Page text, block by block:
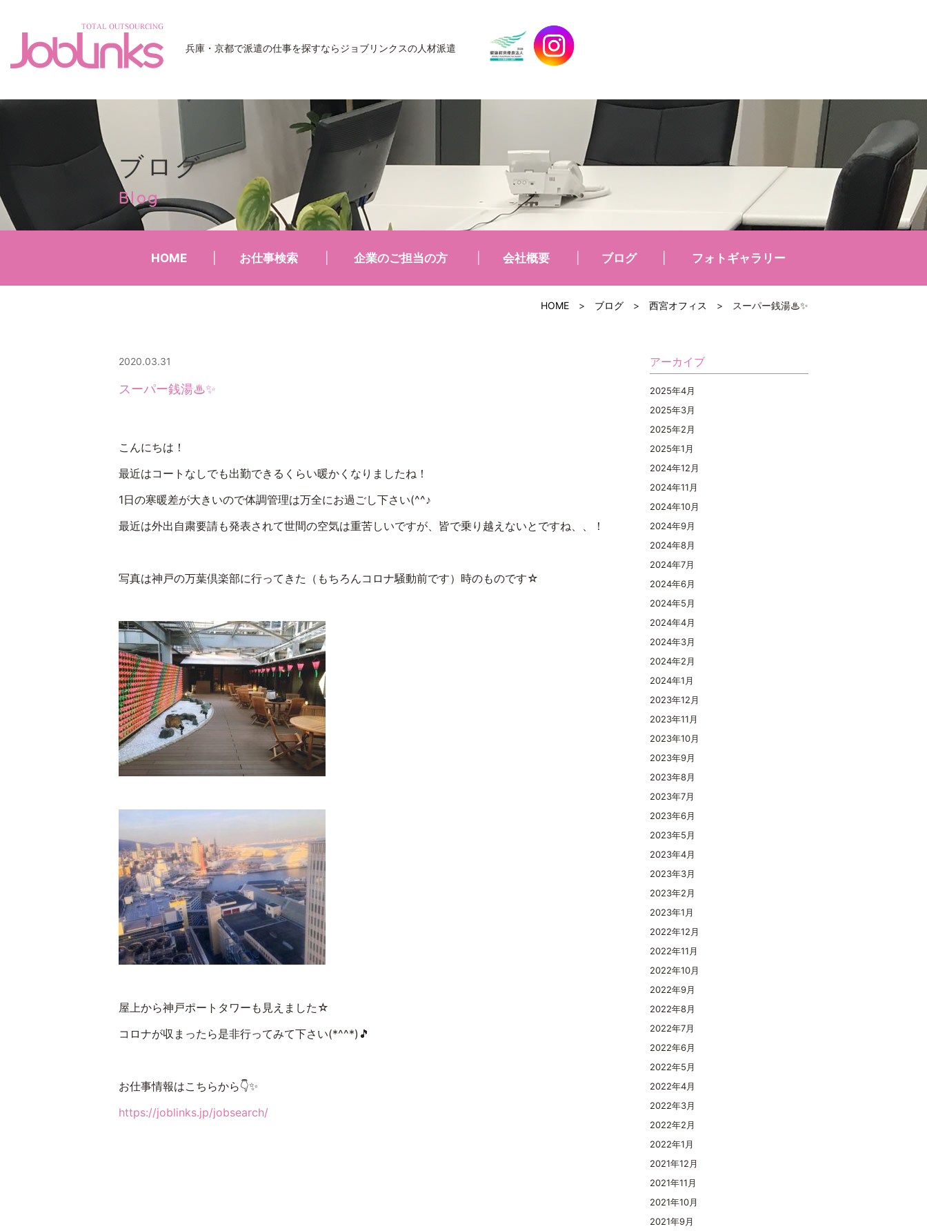
兵庫・京都で派遣の仕事を探すならジョブリンクスの人材派遣
ブログ
Blog
HOME お仕事検索 企業のご担当の方 会社概要 ブログ フォトギャラリー
HOME > ブログ > 西宮オフィス > スーパー銭湯♨✨
2020.03.31
スーパー銭湯♨✨
こんにちは！
最近はコートなしでも出勤できるくらい暖かくなりましたね！
1日の寒暖差が大きいので体調管理は万全にお過ごし下さい(^^♪
最近は外出自粛要請も発表されて世間の空気は重苦しいですが、皆で乗り越えないとですね、、！
写真は神戸の万葉倶楽部に行ってきた（もちろんコロナ騒動前です）時のものです☆
屋上から神戸ポートタワーも見えました☆
コロナが収まったら是非行ってみて下さい(*^^*)🎵
お仕事情報はこちらから👇✨
https://joblinks.jp/jobsearch/
アーカイブ
2025年4月
2025年3月
2025年2月
2025年1月
2024年12月
2024年11月
2024年10月
2024年9月
2024年8月
2024年7月
2024年6月
2024年5月
2024年4月
2024年3月
2024年2月
2024年1月
2023年12月
2023年11月
2023年10月
2023年9月
2023年8月
2023年7月
2023年6月
2023年5月
2023年4月
2023年3月
2023年2月
2023年1月
2022年12月
2022年11月
2022年10月
2022年9月
2022年8月
2022年7月
2022年6月
2022年5月
2022年4月
2022年3月
2022年2月
2022年1月
2021年12月
2021年11月
2021年10月
2021年9月